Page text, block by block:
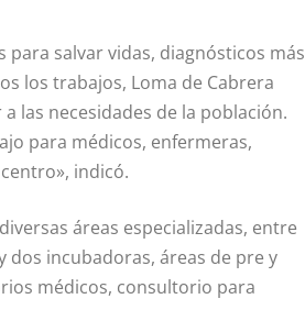
salvar vidas, diagnósticos más
los trabajos, Loma de Cabrera
las necesidades de la población.
para médicos, enfermeras,
indicó.
áreas especializadas, entre
dos incubadoras, áreas de pre y
médicos, consultorio para